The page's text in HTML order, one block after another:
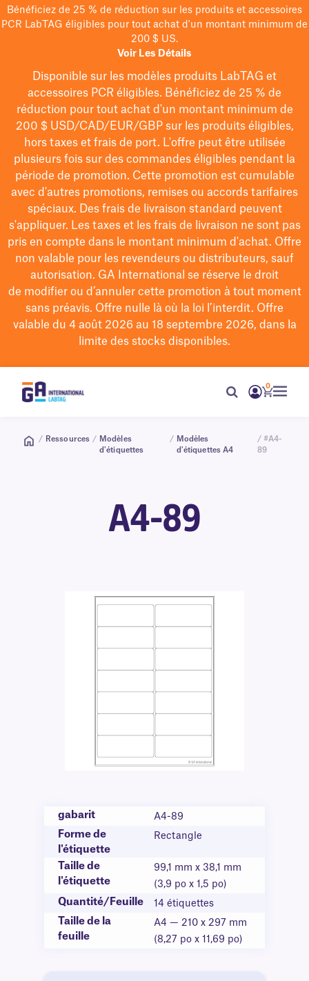
Bénéficiez de 25 % de réduction sur les produits et accessoires
PCR LabTAG éligibles pour tout achat d'un montant minimum de
200 $ US.
Voir Les Détails
Disponible sur les modèles produits LabTAG et
accessoires PCR éligibles. Bénéficiez de 25 % de
réduction pour tout achat d'un montant minimum de
200 $USD/CAD/EUR/GBPsur les produits éligibles,
hors taxes et frais de port. L'offre peut être utilisée
plusieurs fois sur des commandes éligibles pendant la
période de promotion. Cette promotion est cumulable
avec d'autres promotions, remises ou accords tarifaires
spéciaux. Des frais de livraison standard peuvent
s'appliquer. Les taxes et les frais de livraison ne sont pas
pris en compte dans le montant minimum d'achat. Offre
non valable pour les revendeurs ou distributeurs, sauf
autorisation. GA International se réserve le droit
de modifierou d’annuler cette promotion à tout moment
sans préavis. Offre nulle là où la loi l’interdit. Offre
valable du 4 août 2026 au 18 septembre 2026, dans la
limite des stocks disponibles.
0
/ Ressources / Modèles
d'étiquettes
/ Modèles
d'étiquettes A4
/ #A4-
89
A4-89
gabarit A4-89
Forme de
l'étiquette
Rectangle
Taille de
l'étiquette
99,1 mm x 38,1 mm
(3,9 po x 1,5 po)
Quantité/Feuille 14 étiquettes
Taille de la
feuille
A4 — 210 x 297 mm
(8,27 po x 11,69 po)